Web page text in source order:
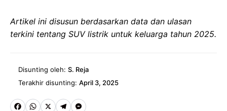
Artikel ini disusun berdasarkan data dan ulasan
terkini tentang SUV listrik untuk keluarga tahun 2025.
Disunting oleh: S. Reja
Terakhir disunting: April 3, 2025